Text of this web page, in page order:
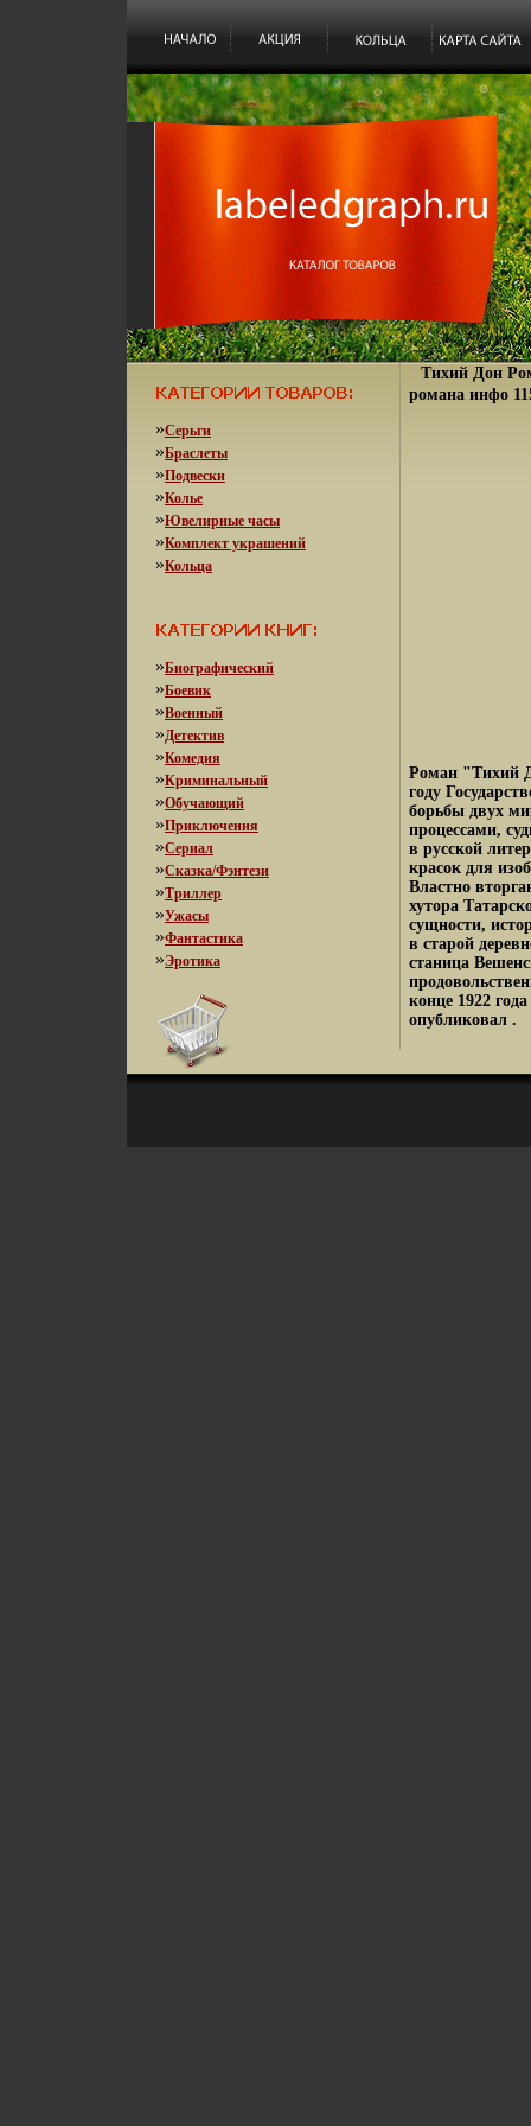
»Серьги
»Браслеты
»Подвески
»Колье
»Ювелирные часы
»Комплект украшений
»Кольца
»Биографический
»Боевик
»Военный
»Детектив
»Комедия
»Криминальный
»Обучающий
»Приключения
»Сериал
»Сказка/Фэнтези
»Триллер
»Ужасы
»Фантастика
»Эротика
Тихий Дон
романа инфо
Роман "Тихий
году
борьбы двух
процессами,
в русской
красок для
Властно
хутора
сущности,
в старой
станица
конце 1922
опубликовал .